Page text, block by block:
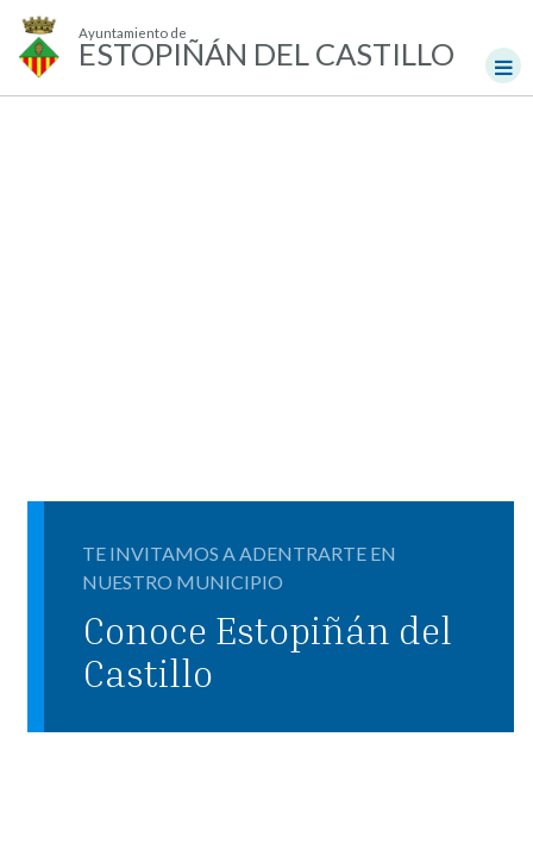
Ayuntamiento de
ESTOPIÑÁN DEL CASTILLO
TE INVITAMOS A ADENTRARTE EN
NUESTRO MUNICIPIO
Conoce Estopiñán del
Castillo